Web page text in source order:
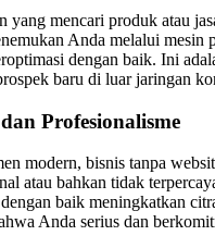
yang mencari produk atau
Anda melalui mesin
dengan baik. Ini
baru di luar jaringan
Profesionalisme
modern, bisnis tanpa
atau bahkan tidak
baik meningkatkan
Anda serius dan